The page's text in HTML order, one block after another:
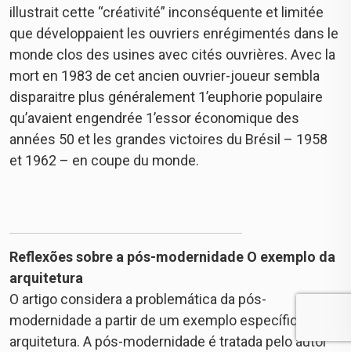
illustrait cette “créativité” inconséquente et limitée
que développaient les ouvriers enrégimentés dans le
monde clos des usines avec cités ouvrières. Avec la
mort en 1983 de cet ancien ouvrier-joueur sembla
disparaitre plus généralement 1’euphorie populaire
qu’avaient engendrée 1’essor économique des
années 50 et les grandes victoires du Brésil – 1958
et 1962 – en coupe du monde.
Reflexões sobre a pós-modernidade O exemplo da
arquitetura
O artigo considera a problemática da pós-
modernidade a partir de um exemplo específico: a
arquitetura. A pós-modernidade é tratada pelo autor